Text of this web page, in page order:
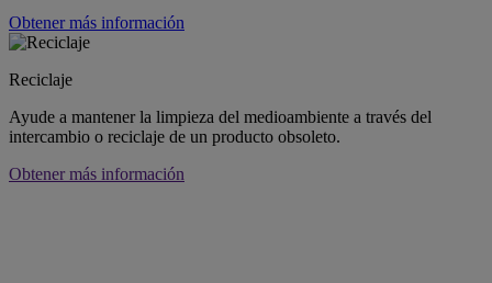
Obtener más información
Reciclaje
Ayude a mantener la limpieza del medioambiente a través del
intercambio o reciclaje de un producto obsoleto.
Obtener más información